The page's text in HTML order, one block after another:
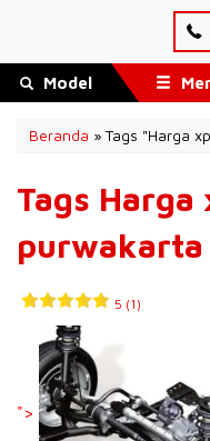
Model
Beranda »Tags "Harga
Tags
purwakarta
5 (1)
">